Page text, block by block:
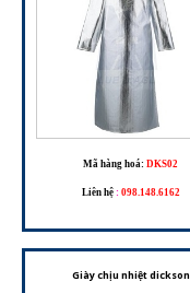
Mã hàng hoá: DKS02
Liên hệ : 098.148.6162
Giày chịu nhiệt dickson